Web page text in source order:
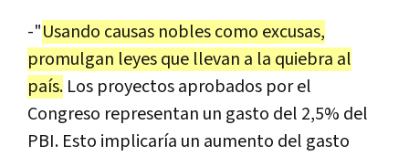
-"Usando causas nobles como excusas,
promulgan leyes que llevan a la quiebra al
país. Los proyectos aprobados por el
Congreso representan un gasto del 2,5% del
PBI. Esto implicaría un aumento del gasto